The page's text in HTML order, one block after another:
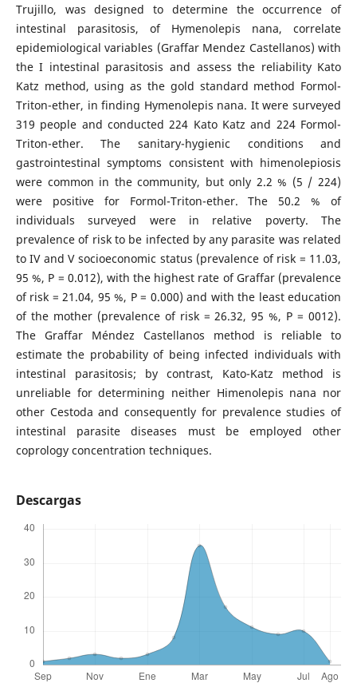
Trujillo, was designed to determine the occurrence of
intestinal parasitosis, of Hymenolepis nana, correlate
epidemiological variables (Graffar Mendez Castellanos) with
the I intestinal parasitosis and assess the reliability Kato
Katz method, using as the gold standard method Formol-
Triton-ether, in finding Hymenolepis nana. It were surveyed
319 people and conducted 224 Kato Katz and 224 Formol-
Triton-ether. The sanitary-hygienic conditions and
gastrointestinal symptoms consistent with himenolepiosis
were common in the community, but only 2.2 % (5 / 224)
were positive for Formol-Triton-ether. The 50.2 % of
individuals surveyed were in relative poverty. The
prevalence of risk to be infected by any parasite was related
to IV and V socioeconomic status (prevalence of risk = 11.03,
95 %, P = 0.012), with the highest rate of Graffar (prevalence
of risk = 21.04, 95 %, P = 0.000) and with the least education
of the mother (prevalence of risk = 26.32, 95 %, P = 0012).
The Graffar Méndez Castellanos method is reliable to
estimate the probability of being infected individuals with
intestinal parasitosis; by contrast, Kato-Katz method is
unreliable for determining neither Himenolepis nana nor
other Cestoda and consequently for prevalence studies of
intestinal parasite diseases must be employed other
coprology concentration techniques.
Descargas